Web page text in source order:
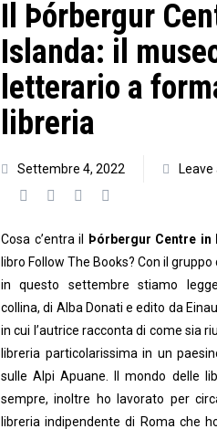
Il Þórbergur
Islanda: il
letterario a
libreria
Settembre 4, 2022
Cosa c’entra il Þórbergur Centre in
libro Follow The Books? Con il
in questo settembre stiamo
collina, di Alba Donati e edito da
in cui l’autrice racconta di come sia
libreria particolarissima in un
sulle Alpi Apuane. Il mondo delle
sempre, inoltre ho lavorato per
libreria indipendente di Roma che